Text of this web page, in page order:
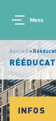
Aller au contenu
Main
Menu
Accueil
INFOS
Panneau de